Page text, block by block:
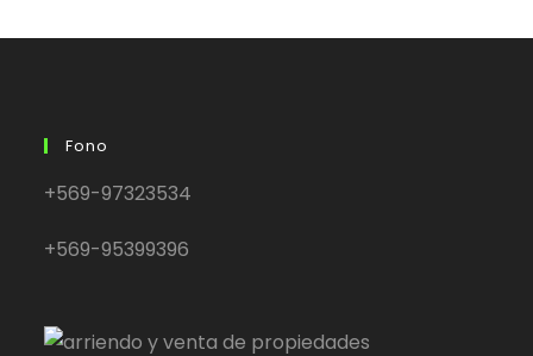
Fono
+569-97323534
+569-95399396